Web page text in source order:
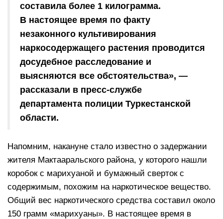
составила более 1 килограмма.
В настоящее время по факту
незаконного культивирования
наркосодержащего растения проводится
досудебное расследование и
выясняются все обстоятельства», —
рассказали в пресс-службе
департамента полиции Туркестанской
области.
Напомним, накануне стало известно о задержании
жителя Мактааральского района, у которого нашли
коробок с марихуаной и бумажный сверток с
содержимым, похожим на наркотическое вещество.
Общий вес наркотического средства составил около
150 грамм «марихуаны». В настоящее время в